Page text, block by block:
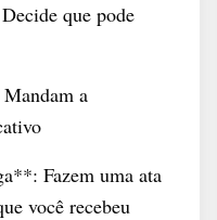
que pode
a
Fazem uma ata
você recebeu